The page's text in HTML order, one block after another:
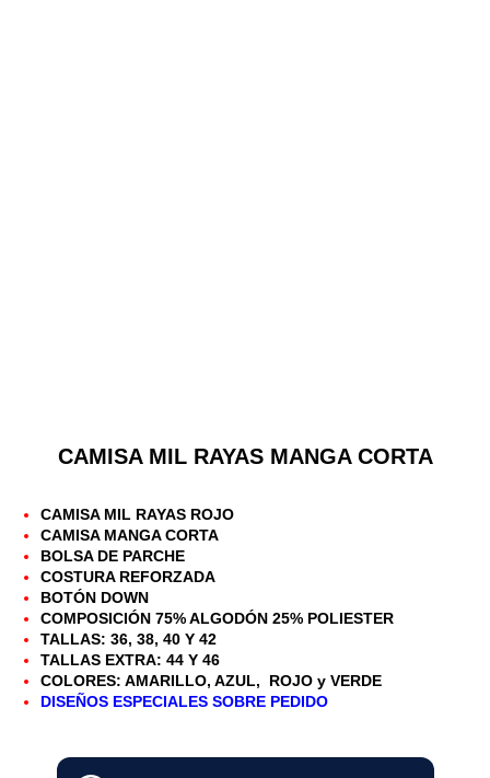
CAMISA MIL RAYAS MANGA CORTA
CAMISA MIL RAYAS ROJO
CAMISA MANGA CORTA
BOLSA DE PARCHE
COSTURA REFORZADA
BOTÓN DOWN
COMPOSICIÓN 75% ALGODÓN 25% POLIESTER
TALLAS: 36, 38, 40 Y 42
TALLAS EXTRA: 44 Y 46
COLORES: AMARILLO, AZUL, ROJO y VERDE
DISEÑOS ESPECIALES SOBRE PEDIDO